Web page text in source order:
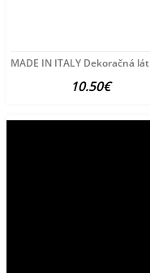
MADE IN ITALY Dekoračná
10.50€